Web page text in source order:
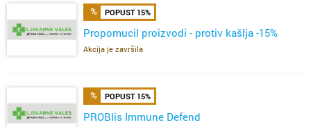
POPUST 15%
Propomucil proizvodi - protiv kašlja -15%
Akcija je završila
POPUST 15%
PROBlis Immune Defend